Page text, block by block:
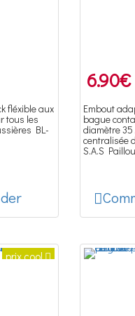
fléxible aux
tous les
BL-
6.90€
Embout
bague
diamètre 35
centralisée
S.A.S
prix cool